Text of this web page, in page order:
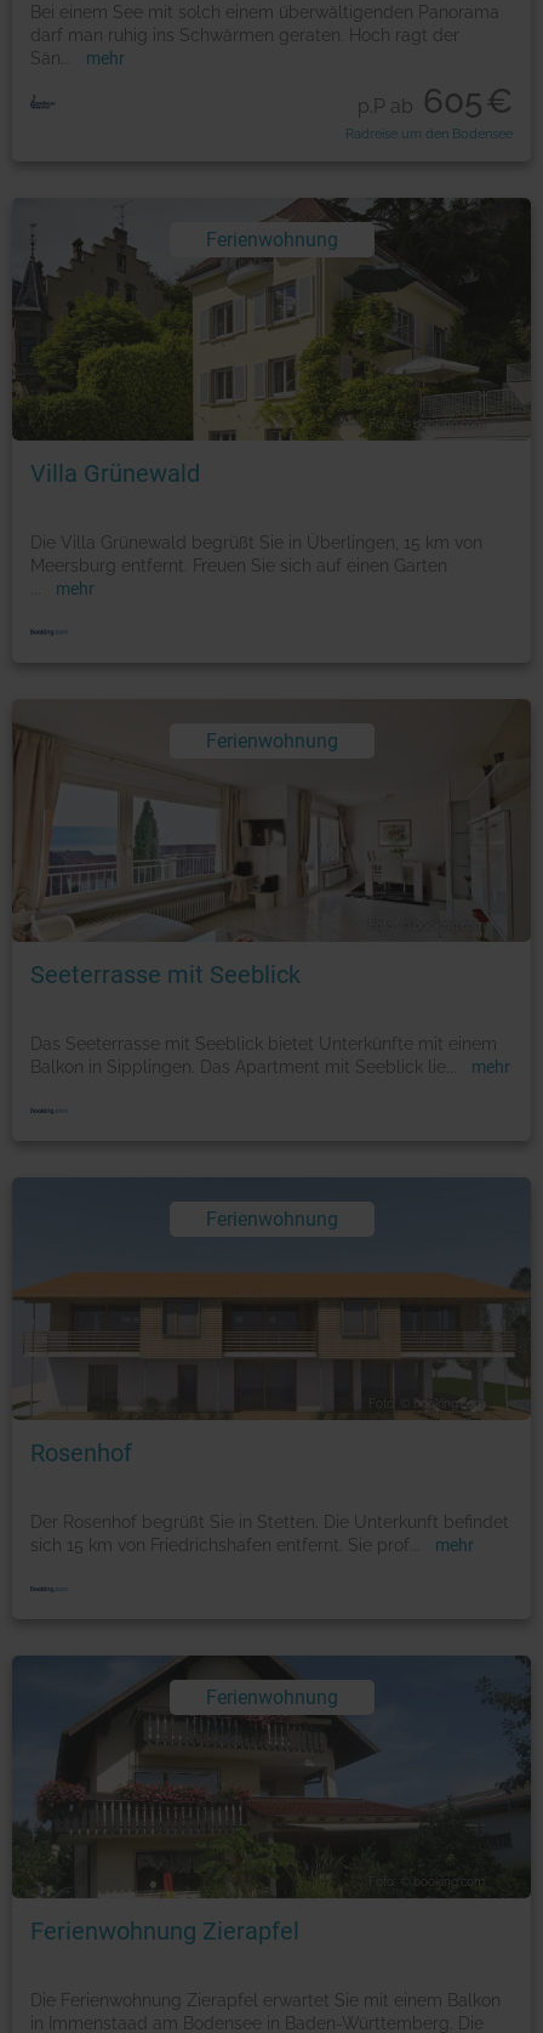
Bei einem See mit solch einem überwältigenden Panorama
darf man ruhig ins Schwärmen geraten. Hoch ragt der
Sän
mehr
p.P ab 605€
Radreise um den Bodensee
Ferienwohnung
Foto: © booking.com
Villa Grünewald
Die Villa Grünewald begrüßt Sie in Überlingen, 15 km von
Meersburg entfernt. Freuen Sie sich auf einen Garten
mehr
Ferienwohnung
Foto: © booking.com
Seeterrasse mit Seeblick
Das Seeterrasse mit Seeblick bietet Unterkünfte mit einem
Balkon in Sipplingen. Das Apartment mit Seeblick lie
mehr
Ferienwohnung
Foto: © booking.com
Rosenhof
Der Rosenhof begrüßt Sie in Stetten. Die Unterkunft befindet
sich 15 km von Friedrichshafen entfernt. Sie prof
mehr
Ferienwohnung
Foto: © booking.com
Ferienwohnung Zierapfel
Die Ferienwohnung Zierapfel erwartet Sie mit einem Balkon
in Immenstaad am Bodensee in Baden-Württemberg. Die